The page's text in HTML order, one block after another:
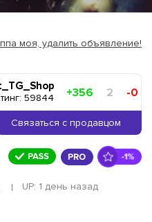
моя, удалить объявление!
59844 +356 2 -0
Связаться с продавцом
UP: 1 день назад